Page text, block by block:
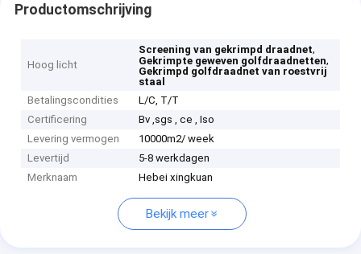
Productomschrijving
Hoog licht
Screening van gekrimpd draadnet,
Gekrimpte geweven golfdraadnetten,
Gekrimpd golfdraadnet van roestvrij
staal
Betalingscondities
L/C, T/T
Certificering
Bv ,sgs , ce , Iso
Levering vermogen
10000m2/ week
Levertijd
5-8 werkdagen
Merknaam
Hebei xingkuan
Bekijk meer